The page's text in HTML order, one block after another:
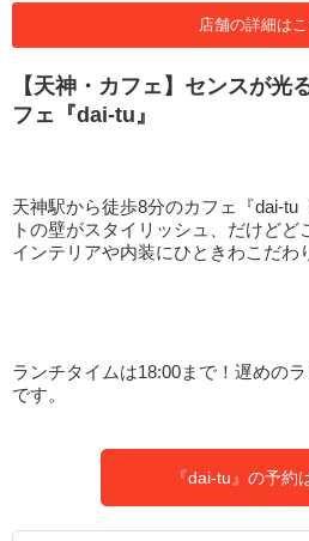
店舗の詳細は
【天神・カフェ】センスが光
フェ『dai-tu』
天神駅から徒歩8分のカフェ『dai-tu
トの壁がスタイリッシュ、だけどど
インテリアや内装にひときわこだわ
ランチタイムは18:00まで！遅めの
です。
『dai-tu』の予約